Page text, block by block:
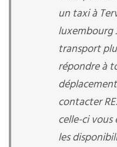
un taxi à
luxembourg
transport
répondre à
contacter
celle-ci
les